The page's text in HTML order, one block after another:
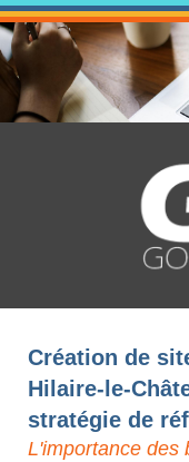
Création de
Hilaire-le-
stratégie de
L'importance des